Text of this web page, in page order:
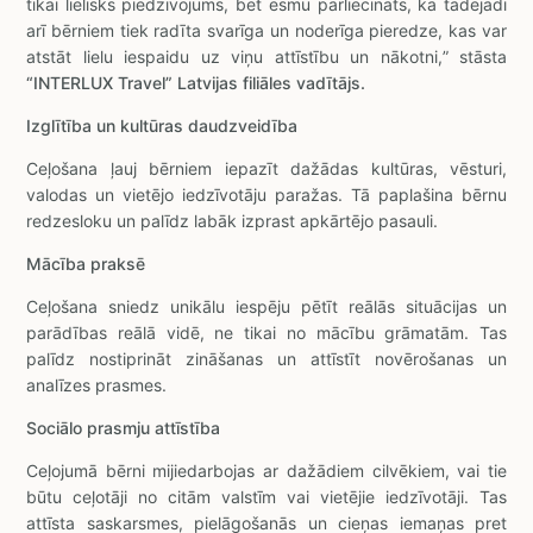
tikai lielisks piedzīvojums, bet esmu pārliecināts, ka tādējādi
arī bērniem tiek radīta svarīga un noderīga pieredze, kas var
atstāt lielu iespaidu uz viņu attīstību un nākotni,” stāsta
“INTERLUX Travel” Latvijas filiāles vadītājs.
Izglītība un kultūras daudzveidība
Ceļošana ļauj bērniem iepazīt dažādas kultūras, vēsturi,
valodas un vietējo iedzīvotāju paražas. Tā paplašina bērnu
redzesloku un palīdz labāk izprast apkārtējo pasauli.
Mācība praksē
Ceļošana sniedz unikālu iespēju pētīt reālās situācijas un
parādības reālā vidē, ne tikai no mācību grāmatām. Tas
palīdz nostiprināt zināšanas un attīstīt novērošanas un
analīzes prasmes.
Sociālo prasmju attīstība
Ceļojumā bērni mijiedarbojas ar dažādiem cilvēkiem, vai tie
būtu ceļotāji no citām valstīm vai vietējie iedzīvotāji. Tas
attīsta saskarsmes, pielāgošanās un cieņas iemaņas pret